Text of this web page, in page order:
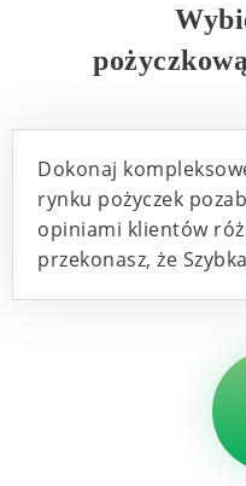
Dokonaj
rynku pożyczek
opiniami klientów
przekonasz, że